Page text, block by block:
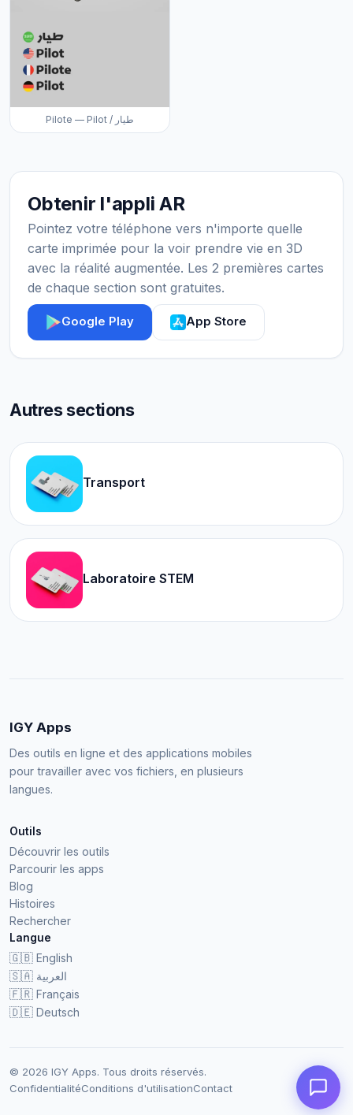
Pilote — Pilot / طيار
Obtenir l'appli AR
Pointez votre téléphone vers n'importe quelle
carte imprimée pour la voir prendre vie en 3D
avec la réalité augmentée. Les 2 premières cartes
de chaque section sont gratuites.
Google Play App Store
Autres sections
Transport
Laboratoire STEM
IGY Apps
Des outils en ligne et des applications mobiles
pour travailler avec vos fichiers, en plusieurs
langues.
Outils
Découvrir les outils
Parcourir les apps
Blog
Histoires
Rechercher
Langue
🇬🇧 English
🇸🇦 العربية
🇫🇷 Français
🇩🇪 Deutsch
© 2026 IGY Apps. Tous droits réservés.
ConfidentialitéConditions d'utilisationContact